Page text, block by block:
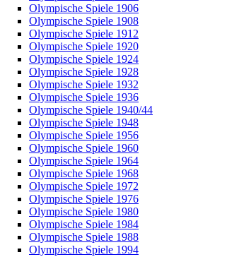
Olympische Spiele 1906
Olympische Spiele 1908
Olympische Spiele 1912
Olympische Spiele 1920
Olympische Spiele 1924
Olympische Spiele 1928
Olympische Spiele 1932
Olympische Spiele 1936
Olympische Spiele 1940/44
Olympische Spiele 1948
Olympische Spiele 1956
Olympische Spiele 1960
Olympische Spiele 1964
Olympische Spiele 1968
Olympische Spiele 1972
Olympische Spiele 1976
Olympische Spiele 1980
Olympische Spiele 1984
Olympische Spiele 1988
Olympische Spiele 1994